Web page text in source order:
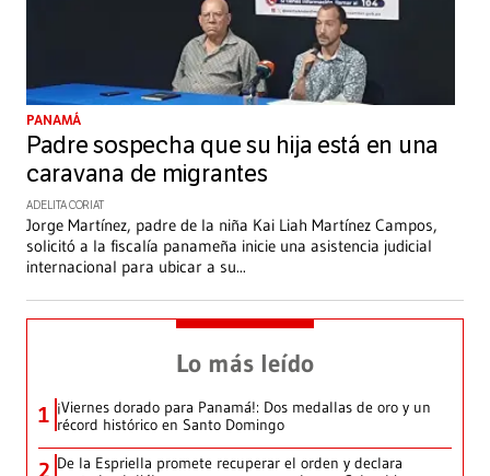
PANAMÁ
Padre sospecha que su hija está en una
caravana de migrantes
ADELITA CORIAT
Jorge Martínez, padre de la niña Kai Liah Martínez Campos,
solicitó a la fiscalía panameña inicie una asistencia judicial
internacional para ubicar a su...
Lo más leído
1 ¡Viernes dorado para Panamá!: Dos medallas de oro y un
récord histórico en Santo Domingo
De la Espriella promete recuperar el orden y declara